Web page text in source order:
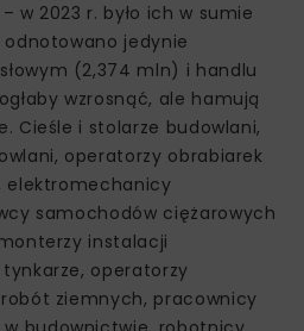
w 2023 r. było ich w sumie
odnotowano jedynie
(2,374 mln) i handlu
wzrosnąć, ale hamują
Cieśle i stolarze budowlani,
operatorzy obrabiarek
elektromechanicy
samochodów ciężarowych
instalacji
operatorzy
ziemnych, pracownicy